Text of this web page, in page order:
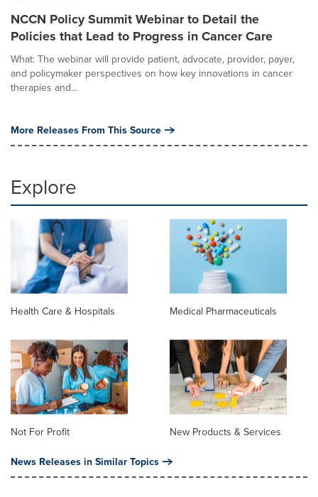
NCCN Policy Summit Webinar to Detail the
Policies that Lead to Progress in Cancer Care
What: The webinar will provide patient, advocate, provider, payer,
and policymaker perspectives on how key innovations in cancer
therapies and...
More Releases From This Source
Explore
Health Care & Hospitals Medical Pharmaceuticals
Not For Profit New Products & Services
News Releases in Similar Topics